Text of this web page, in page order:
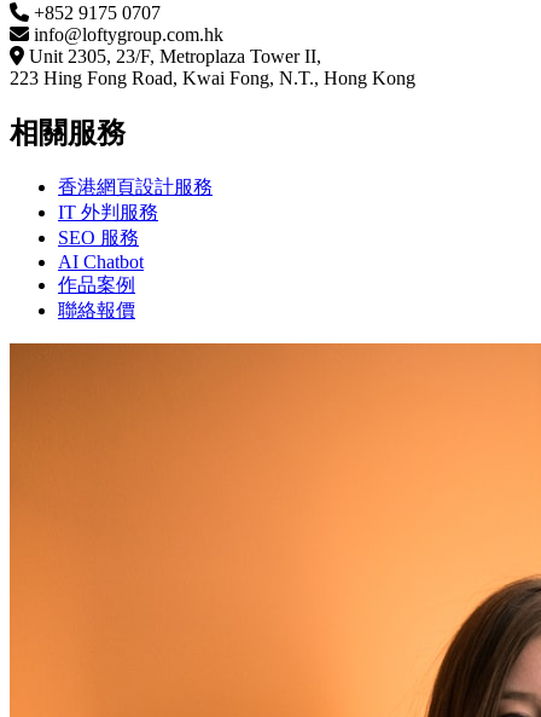
+852 9175 0707
info@loftygroup.com.hk
Unit 2305, 23/F, Metroplaza Tower II,
223 Hing Fong Road, Kwai Fong, N.T., Hong Kong
相關服務
香港網頁設計服務
IT 外判服務
SEO 服務
AI Chatbot
作品案例
聯絡報價